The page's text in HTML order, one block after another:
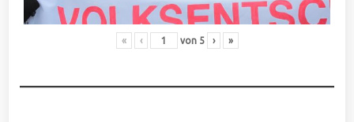
« ‹ von 5 › »